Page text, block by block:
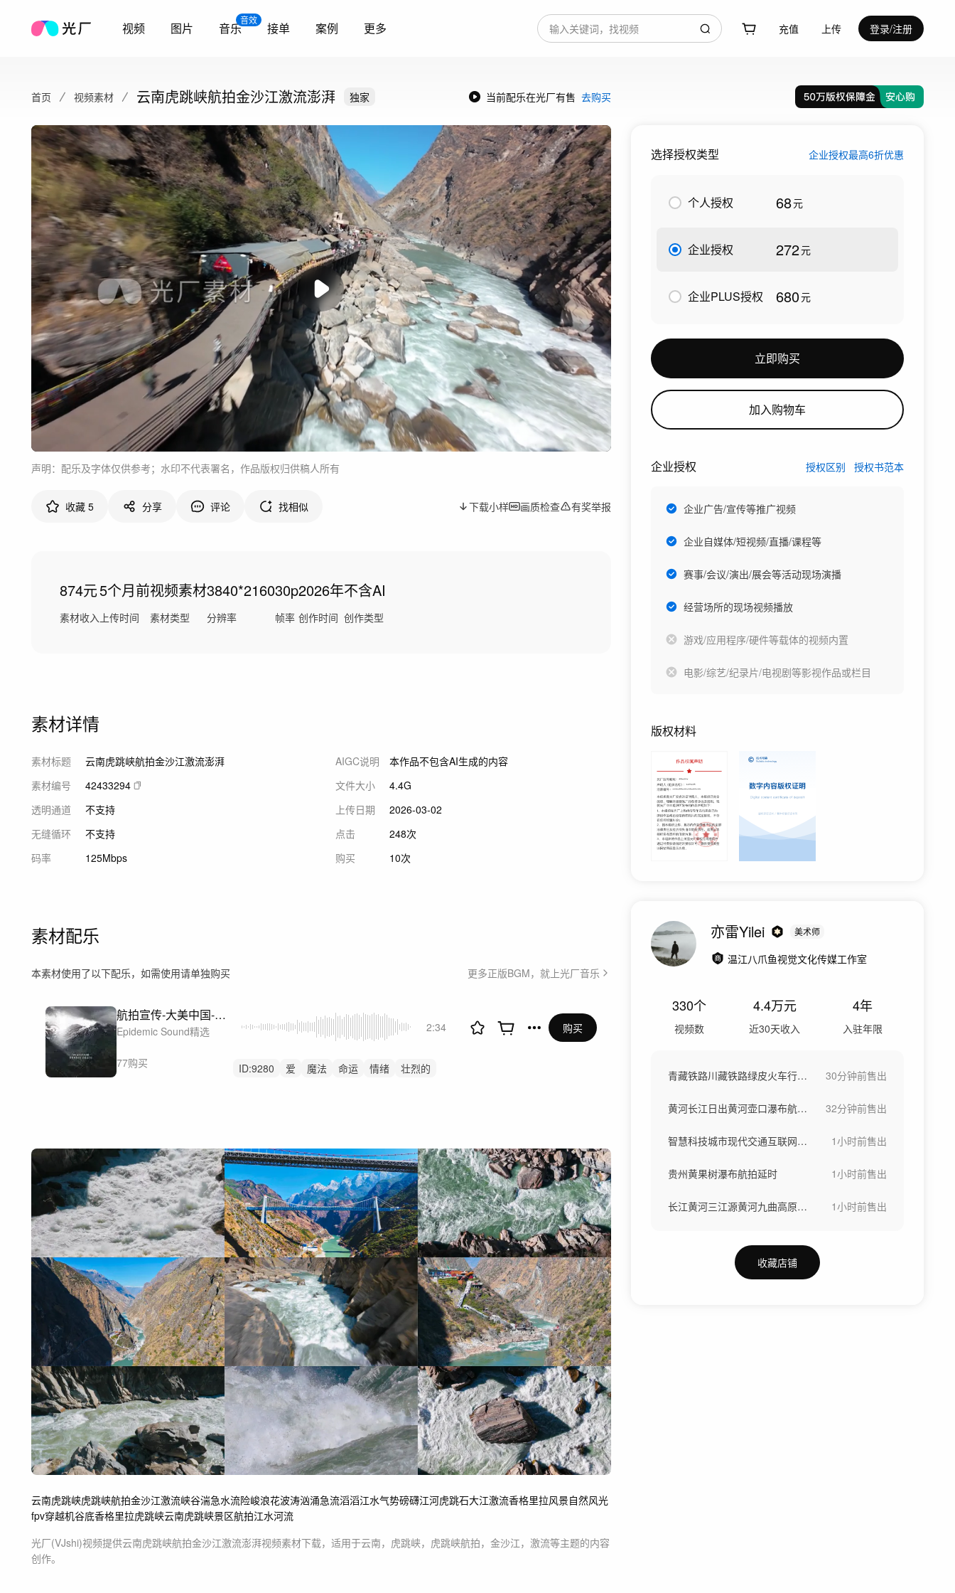
视频 图片
音效
音乐 接单 案例 更多 充值 上传 登录/注册
首页 视频素材 云南虎跳峡航拍金沙江激流澎湃 独家 当前配乐在光厂有售 去购买
声明：配乐及字体仅供参考；水印不代表署名，作品版权归供稿人所有
收藏 5 分享 评论 找相似 下载小样 画质检查 有奖举报
874元
素材收入
5个月前
上传时间
视频素材
素材类型
3840*2160
分辨率
30p
帧率
2026年
创作时间
不含AI
创作类型
素材详情
素材标题
云南虎跳峡航拍金沙江激流澎湃
素材编号
42433294
透明通道
不支持
无缝循环
不支持
码率
125Mbps
AIGC说明
本作品不包含AI生成的内容
文件大小
4.4G
上传日期
2026-03-02
点击
248次
购买
10次
素材配乐
本素材使用了以下配乐，如需使用请单独购买 更多正版BGM，就上光厂音乐
航拍宣传-大美中国-Monuments
Epidemic Sound精选
77购买
2:34
ID:9280 爱 魔法 命运 情绪
壮烈的
购买
云南虎跳峡虎跳峡航拍金沙江激流峡谷湍急水流险峻浪花波涛汹涌急流滔滔江水气势磅礴江河虎跳石大江激流香格里拉风景自然风光
fpv穿越机谷底香格里拉虎跳峡云南虎跳峡景区航拍江水河流
光厂(VJshi)视频提供云南虎跳峡航拍金沙江激流澎湃视频素材下载，适用于云南，虎跳峡，虎跳峡航拍，金沙江，激流等主题的内容
创作。
选择授权类型 企业授权最高6折优惠
个人授权 68元
企业授权 272元
企业PLUS授权 680元
立即购买
加入购物车
企业授权 授权区别 授权书范本
企业广告/宣传等推广视频
企业自媒体/短视频/直播/课程等
赛事/会议/演出/展会等活动现场演播
经营场所的现场视频播放
游戏/应用程序/硬件等载体的视频内置
电影/综艺/纪录片/电视剧等影视作品或栏目
版权材料
亦雷Yilei 美术师
温江八爪鱼视觉文化传媒工作室
330个
视频数
4.4万元
近30天收入
4年
入驻年限
青藏铁路川藏铁路绿皮火车行驶铁路货运列车 30分钟前售出
黄河长江日出黄河壶口瀑布航拍河水汹涌奔涌 32分钟前售出
智慧科技城市现代交通互联网5G数字城市 1小时前售出
贵州黄果树瀑布航拍延时 1小时前售出
长江黄河三江源黄河九曲高原草原河流母亲河 1小时前售出
收藏店铺